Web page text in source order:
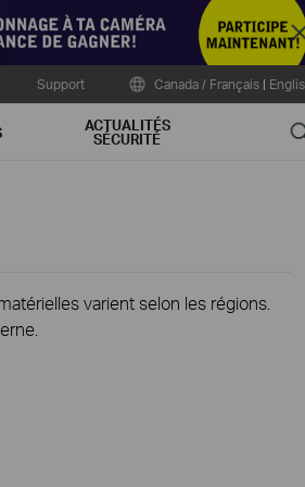
Support Canada / Français |
ACTUALITÉS
SÉCURITÉ
varient selon les régions.